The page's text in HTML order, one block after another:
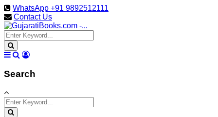
WhatsApp +91 9892512111
Contact Us
Search